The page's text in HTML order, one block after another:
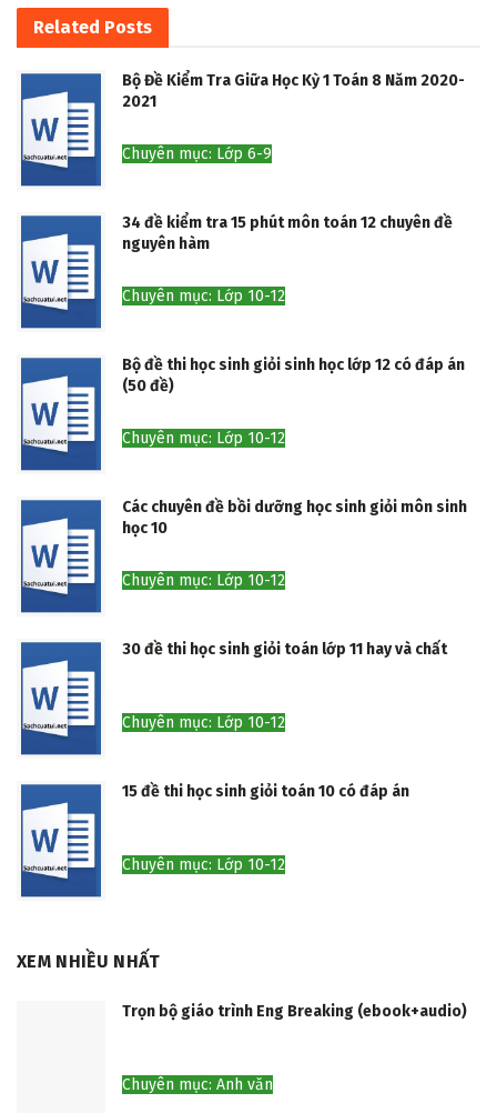
Related Posts
Bộ Đề Kiểm Tra Giữa Học Kỳ 1 Toán 8 Năm 2020-
2021
Chuyên mục: Lớp 6-9
34 đề kiểm tra 15 phút môn toán 12 chuyên đề
nguyên hàm
Chuyên mục: Lớp 10-12
Bộ đề thi học sinh giỏi sinh học lớp 12 có đáp án
(50 đề)
Chuyên mục: Lớp 10-12
Các chuyên đề bồi dưỡng học sinh giỏi môn sinh
học 10
Chuyên mục: Lớp 10-12
30 đề thi học sinh giỏi toán lớp 11 hay và chất
Chuyên mục: Lớp 10-12
15 đề thi học sinh giỏi toán 10 có đáp án
Chuyên mục: Lớp 10-12
XEM NHIỀU NHẤT
Trọn bộ giáo trình Eng Breaking (ebook+audio)
Chuyên mục: Anh văn